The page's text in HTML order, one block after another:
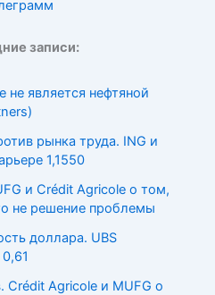
записи:
является нефтяной
рынка труда. ING и
1,1550
и Crédit Agricole о том,
не решение проблемы
доллара. UBS
Crédit Agricole и MUFG о